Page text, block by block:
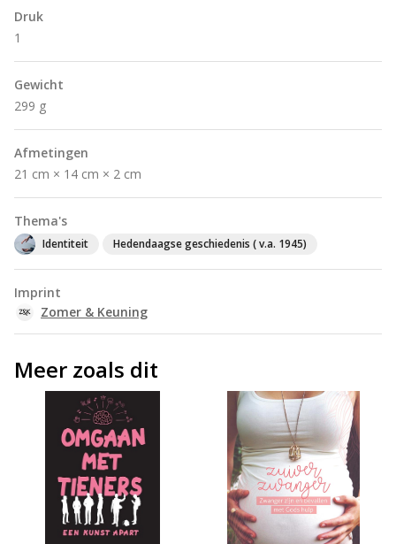
Druk
1
Gewicht
299 g
Afmetingen
21 cm × 14 cm × 2 cm
Thema's
Identiteit Hedendaagse geschiedenis ( v.a. 1945)
Imprint
Zomer & Keuning
Meer zoals dit